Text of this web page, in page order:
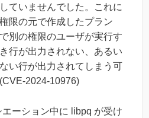
ていませんでした。これに
限の元で作成したプラン
別の権限のユーザが実行す
行が出力されない、あるい
い行が出力されてしまう可
2024-10976)
ーション中に libpq が受け